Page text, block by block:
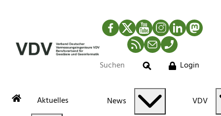
Facebook
TwitterYouTubeInstagram
LinkedIn
RSS-Newsfeed
MailTelefon
Suche
Login
Aktuelles News VDV